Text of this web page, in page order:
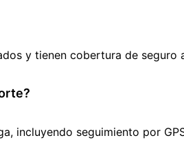
y tienen cobertura de seguro
incluyendo seguimiento por